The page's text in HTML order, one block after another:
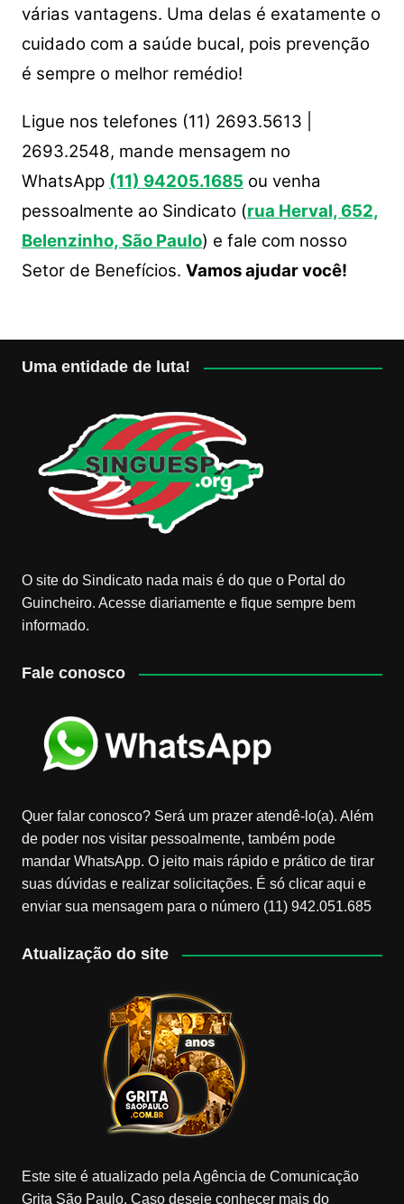
várias vantagens. Uma delas é exatamente o
cuidado com a saúde bucal, pois prevenção
é sempre o melhor remédio!
Ligue nos telefones (11) 2693.5613 |
2693.2548, mande mensagem no
WhatsApp (11) 94205.1685 ou venha
pessoalmente ao Sindicato (rua Herval, 652,
Belenzinho, São Paulo) e fale com nosso
Setor de Benefícios. Vamos ajudar você!
Uma entidade de luta!
O site do Sindicato nada mais é do que o Portal do
Guincheiro. Acesse diariamente e fique sempre bem
informado.
Fale conosco
Quer falar conosco? Será um prazer atendê-lo(a). Além
de poder nos visitar pessoalmente, também pode
mandar WhatsApp. O jeito mais rápido e prático de tirar
suas dúvidas e realizar solicitações. É só clicar aqui e
enviar sua mensagem para o número (11) 942.051.685
Atualização do site
Este site é atualizado pela Agência de Comunicação
Grita São Paulo. Caso deseje conhecer mais do